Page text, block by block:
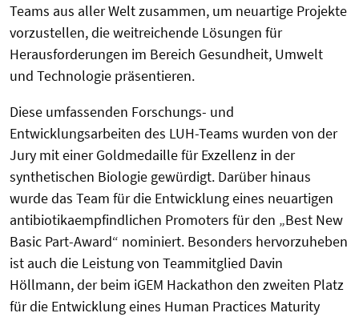
Teams aus aller Welt zusammen, um neuartige Projekte
vorzustellen, die weitreichende Lösungen für
Herausforderungen im Bereich Gesundheit, Umwelt
und Technologie präsentieren.
Diese umfassenden Forschungs- und
Entwicklungsarbeiten des LUH-Teams wurden von der
Jury mit einer Goldmedaille für Exzellenz in der
synthetischen Biologie gewürdigt. Darüber hinaus
wurde das Team für die Entwicklung eines neuartigen
antibiotikaempfindlichen Promoters für den „Best New
Basic Part-Award“ nominiert. Besonders hervorzuheben
ist auch die Leistung von Teammitglied Davin
Höllmann, der beim iGEM Hackathon den zweiten Platz
für die Entwicklung eines Human Practices Maturity